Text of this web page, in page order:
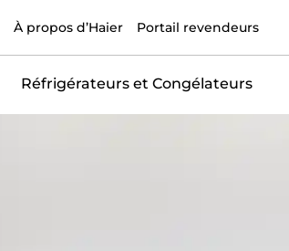
À propos d’Haier Portail revendeurs
Réfrigérateurs et Congélateurs